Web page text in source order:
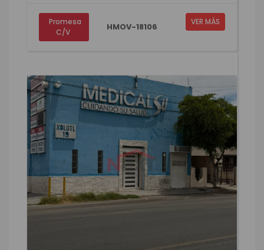
Promesa
C/V
HMOV-18106 VER MÁS